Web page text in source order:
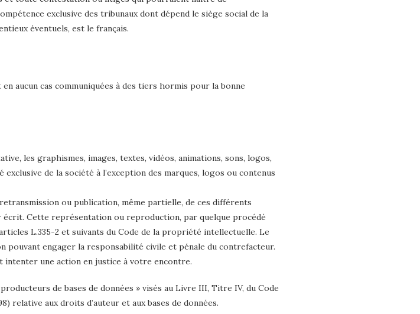
exclusive des tribunaux dont dépend le siège social de la
éventuels, est le français.
aucun cas communiquées à des tiers hormis pour la bonne
les graphismes, images, textes, vidéos, animations, sons, logos,
de la société à l’exception des marques, logos ou contenus
ou publication, même partielle, de ces différents
Cette représentation ou reproduction, par quelque procédé
L.335-2 et suivants du Code de la propriété intellectuelle. Le
engager la responsabilité civile et pénale du contrefacteur.
une action en justice à votre encontre.
de bases de données » visés au Livre III, Titre IV, du Code
relative aux droits d’auteur et aux bases de données.